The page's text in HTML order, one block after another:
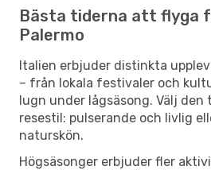
Bästa tiderna att flyga
Palermo
Italien erbjuder distinkta
– från lokala festivaler och
lugn under lågsäsong. Välj den
resestil: pulserande och livlig
naturskön.
Högsäsonger erbjuder fler